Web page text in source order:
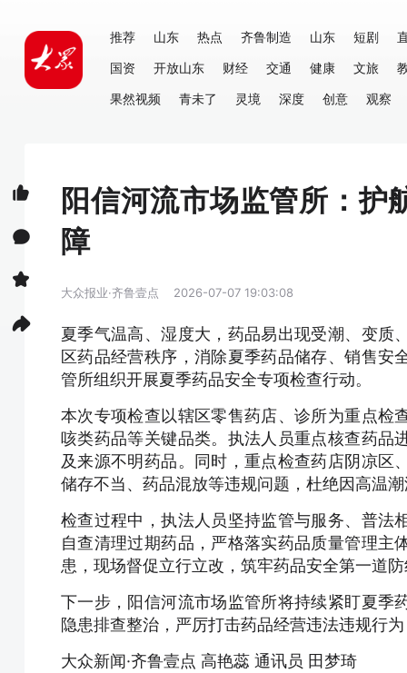
推荐 山东 热点 齐鲁制造 山东 短剧
国资
开放山东 财经 交通 健康 文旅
果然视频
青未了 灵境 深度 创意 观察
阳信河流市场监管所：护
障
大众报业·齐鲁壹点 2026-07-07 19:03:08
夏季气温高、湿度大，药品易出现受潮、变质
区药品经营秩序，消除夏季药品储存、销售安
管所组织开展夏季药品安全专项检查行动。
本次专项检查以辖区零售药店、诊所为重点检
咳类药品等关键品类。执法人员重点核查药品
及来源不明药品。同时，重点检查药店阴凉区
储存不当、药品混放等违规问题，杜绝因高温
检查过程中，执法人员坚持监管与服务、普法
自查清理过期药品，严格落实药品质量管理主
患，现场督促立行立改，筑牢药品安全第一道
下一步，阳信河流市场监管所将持续紧盯夏季
隐患排查整治，严厉打击药品经营违法违规行
大众新闻·齐鲁壹点 高艳蕊 通讯员 田梦琦